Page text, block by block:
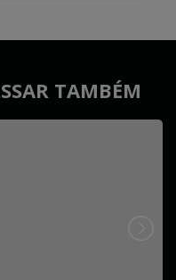
TAMBÉM